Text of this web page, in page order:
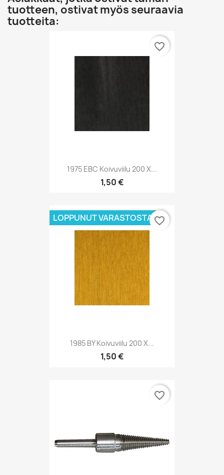
tuotteen, ostivat myös seuraavia
tuotteita:
1975 EBC Koivuviilu 200 X...
1,50 €
favorite_border
1985 BY Koivuviilu 200 X...
1,50 €
LOPPUNUT VARASTOSTA favorite_border
favorite_border